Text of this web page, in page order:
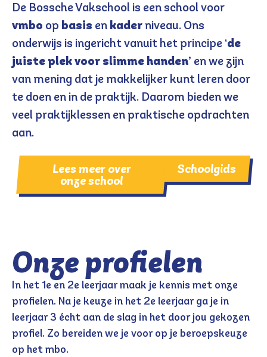
De Bossche Vakschool is een school voor
vmbo op basis en kader niveau. Ons
onderwijs is ingericht vanuit het principe ‘de
juiste plek voor slimme handen’ en we zijn
van mening dat je makkelijker kunt leren door
te doen en in de praktijk. Daarom bieden we
veel praktijklessen en praktische opdrachten
aan.
Lees meer over
onze school
Schoolgids
Onze profielen
In het 1e en 2e leerjaar maak je kennis met onze
profielen. Na je keuze in het 2e leerjaar ga je in
leerjaar 3 écht aan de slag in het door jou gekozen
profiel. Zo bereiden we je voor op je beroepskeuze
op het mbo.